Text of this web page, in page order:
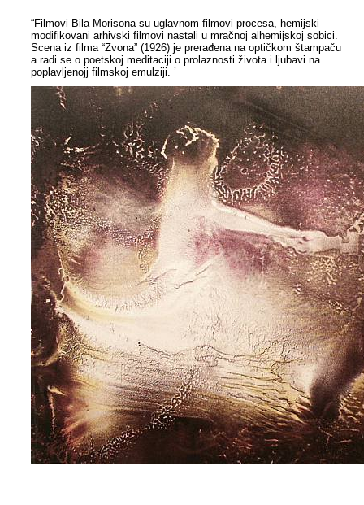
“Filmovi Bila Morisona su uglavnom filmovi procesa, hemijski
modifikovani arhivski filmovi nastali u mračnoj alhemijskoj sobici.
Scena iz filma “Zvona” (1926) je prerađena na optičkom štampaču
a radi se o poetskoj meditaciji o prolaznosti života i ljubavi na
poplavljenojj filmskoj emulziji. ’